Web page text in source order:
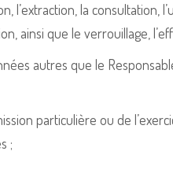
l’extraction, la consultation,
ainsi que le verrouillage,
autres que le
particulière ou de
;